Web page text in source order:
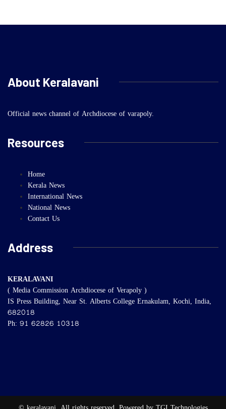
About Keralavani
Official news channel of Archdiocese of varapoly.
Resources
Home
Kerala News
International News
National News
Contact Us
Address
KERALAVANI
( Media Commission Archdiocese of Verapoly )
IS Press Building, Near St. Alberts College Ernakulam, Kochi, India,
682018
Ph: 91 62826 10318